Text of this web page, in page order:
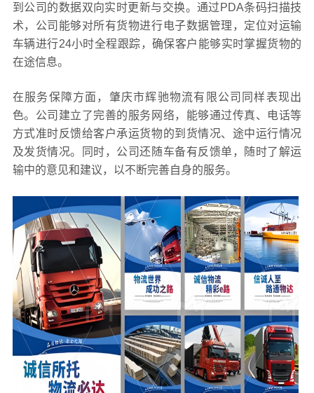
到公司的数据双向实时更新与交换。通过PDA条码扫描技
术，公司能够对所有货物进行电子数据管理，定位对运输
车辆进行24小时全程跟踪，确保客户能够实时掌握货物的
在途信息。
在服务保障方面，肇庆市辉驰物流有限公司同样表现出
色。公司建立了完善的服务网络，能够通过传真、电话等
方式准时反馈给客户承运货物的到货情况、途中运行情况
及发货情况。同时，公司还随车备有反馈单，随时了解运
输中的意见和建议，以不断完善自身的服务。